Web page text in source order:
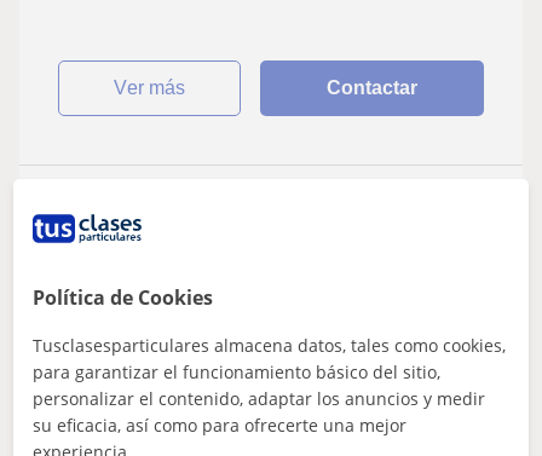
ver más Contactar
Móstoles
Derecho
Estudiante de derecho y ciencias políticas
Política de Cookies
Tusclasesparticulares almacena datos, tales como cookies,
para garantizar el funcionamiento básico del sitio,
personalizar el contenido, adaptar los anuncios y medir
su eficacia, así como para ofrecerte una mejor
experiencia.